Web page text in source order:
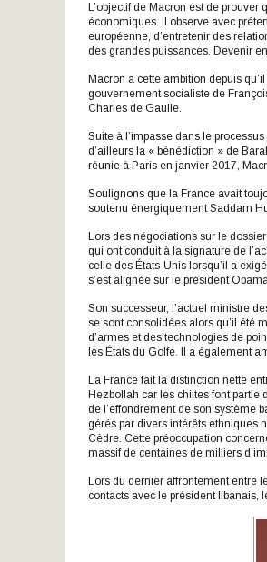
L’objectif de Macron est de
économiques. Il observe avec
européenne, d’entretenir des
des grandes puissances. Devenir
Macron a cette ambition depuis
gouvernement socialiste de
Charles de Gaulle.
Suite à l’impasse dans le
d’ailleurs la « bénédiction » de
réunie à Paris en janvier 2017,
Soulignons que la France avait
soutenu énergiquement Saddam
Lors des négociations sur le
qui ont conduit à la signature de
celle des États-Unis lorsqu’il a
s’est alignée sur le président
Son successeur, l’actuel ministre
se sont consolidées alors qu’il été
d’armes et des technologies de
les États du Golfe. Il a également
La France fait la distinction nette
Hezbollah car les chiites font partie
de l’effondrement de son système
gérés par divers intérêts ethniques
Cèdre. Cette préoccupation
massif de centaines de milliers
Lors du dernier affrontement entre
contacts avec le président libanais,